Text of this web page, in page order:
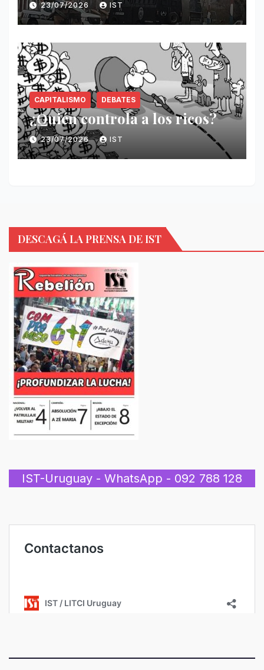
23/07/2026 IST
CAPITALISMO DEBATES
¿Quién controla a los ricos?
23/07/2026 IST
DESCAGÁ LA PRENSA DE IST
IST-Uruguay - WhatsApp - 092 788 128